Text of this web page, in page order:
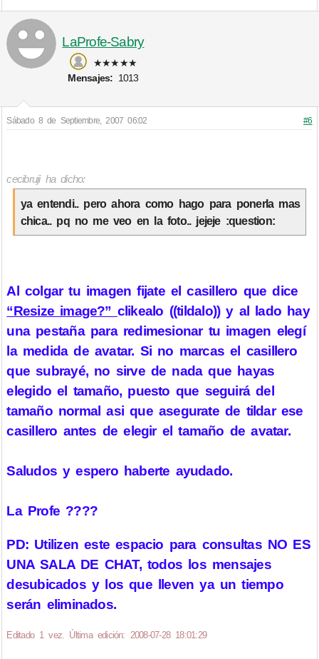
LaProfe-Sabry
★★★★★
Mensajes: 1013
Sábado 8 de Septiembre, 2007 06:02 #6
cecibruji ha dicho:
ya entendi.. pero ahora como hago para ponerla mas
chica.. pq no me veo en la foto.. jejeje :question:
Al colgar tu imagen fijate el casillero que dice
“Resize image?” clikealo ((tildalo)) y al lado hay
una pestaña para redimesionar tu imagen elegí
la medida de avatar. Si no marcas el casillero
que subrayé, no sirve de nada que hayas
elegido el tamaño, puesto que seguirá del
tamaño normal asi que asegurate de tildar ese
casillero antes de elegir el tamaño de avatar.
Saludos y espero haberte ayudado.
La Profe ????
PD: Utilizen este espacio para consultas NO ES
UNA SALA DE CHAT, todos los mensajes
desubicados y los que lleven ya un tiempo
serán eliminados.
Editado 1 vez. Última edición: 2008-07-28 18:01:29